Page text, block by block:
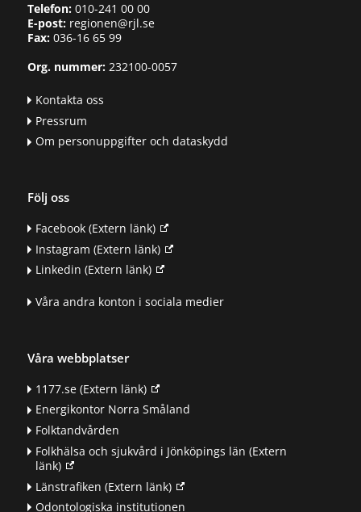
Telefon:010-241 00 00
E-post:regionen@rjl.se
Fax: 036-16 65 99
Org. nummer:232100-0057
Kontakta oss
Pressrum
Om personuppgifter och dataskydd
Följ oss
Facebook(Extern länk)
Instagram (Extern länk)
Linkedin (Extern länk)
Våra andra konton i sociala medier
Våra webbplatser
1177.se(Extern länk)
Energikontor Norra Småland
Folktandvården
Folkhälsa och sjukvård i Jönköpings län (Extern
länk)
Länstrafiken (Extern länk)
Odontologiska institutionen